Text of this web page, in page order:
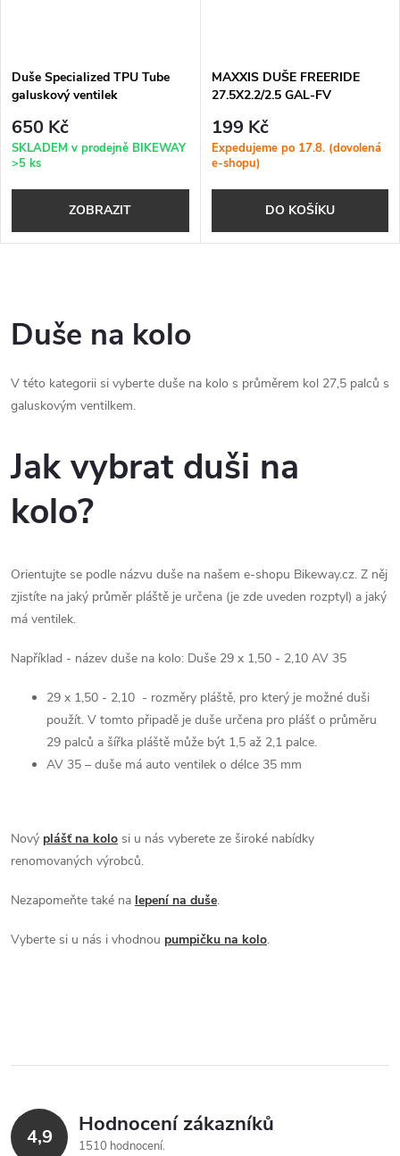
Duše Specialized TPU Tube
galuskový ventilek
650 Kč
SKLADEM v prodejně BIKEWAY
>5 ks
ZOBRAZIT
MAXXIS DUŠE FREERIDE
27.5X2.2/2.5 GAL-FV
199 Kč
Expedujeme po 17.8. (dovolená
e-shopu)
DO KOŠÍKU
v
á
a
c
p
r
v
p
i
s
u
Duše na kolo
V této kategorii si vyberte duše na kolo s průměrem kol 27,5 palců s
galuskovým ventilkem.
Jak vybrat duši na
kolo?
Orientujte se podle názvu duše na našem e-shopu Bikeway.cz. Z něj
zjistíte na jaký průměr pláště je určena (je zde uveden rozptyl) a jaký
má ventilek.
Například - název duše na kolo: Duše 29 x 1,50 - 2,10 AV 35
29 x 1,50 - 2,10 - rozměry pláště, pro který je možné duši
použít. V tomto připadě je duše určena pro plášť o průměru
29 palců a šířka pláště může být 1,5 až 2,1 palce.
AV 35 – duše má auto ventilek o délce 35 mm
Nový plášť na kolo si u nás vyberete ze široké nabídky
renomovaných výrobců.
Nezapomeňte také na lepení na duše.
Vyberte si u nás i vhodnou pumpičku na kolo.
4,9 Hodnocení zákazníků
1510 hodnocení